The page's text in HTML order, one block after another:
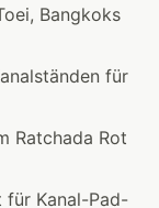
Bangkoks
für
Ratchada Rot
für Kanal-Pad-